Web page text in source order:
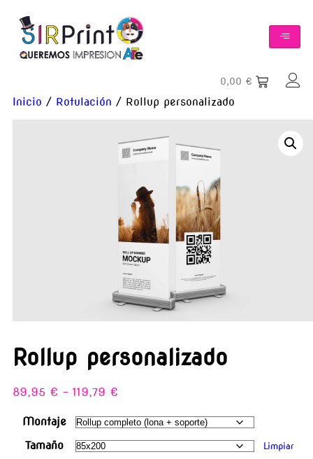
0,00 €
Inicio / Rotulación / Rollup personalizado
Rollup personalizado
89,95 € - 119,79 €
Montaje
Tamaño
Limpiar